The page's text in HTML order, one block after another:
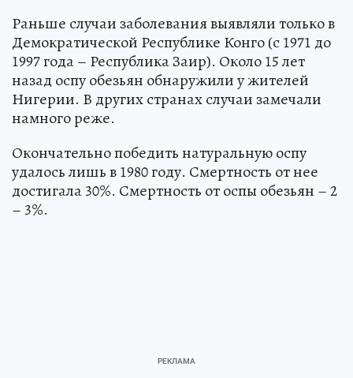
Раньше случаи заболевания выявляли только в
Демократической Республике Конго (с 1971 до
1997 года – Республика Заир). Около 15 лет
назад оспу обезьян обнаружили у жителей
Нигерии. В других странах случаи замечали
намного реже.
Окончательно победить натуральную оспу
удалось лишь в 1980 году. Смертность от нее
достигала 30%. Смертность от оспы обезьян – 2
– 3%.